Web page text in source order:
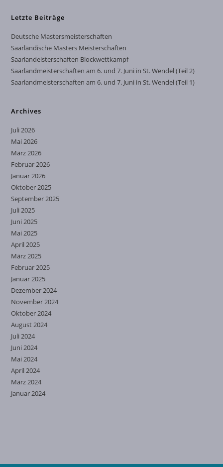
Letzte Beiträge
Deutsche Mastersmeisterschaften
Saarländische Masters Meisterschaften
Saarlandeisterschaften Blockwettkampf
Saarlandmeisterschaften am 6. und 7. Juni in St. Wendel (Teil 2)
Saarlandmeisterschaften am 6. und 7. Juni in St. Wendel (Teil 1)
Archives
Juli 2026
Mai 2026
März 2026
Februar 2026
Januar 2026
Oktober 2025
September 2025
Juli 2025
Juni 2025
Mai 2025
April 2025
März 2025
Februar 2025
Januar 2025
Dezember 2024
November 2024
Oktober 2024
August 2024
Juli 2024
Juni 2024
Mai 2024
April 2024
März 2024
Januar 2024